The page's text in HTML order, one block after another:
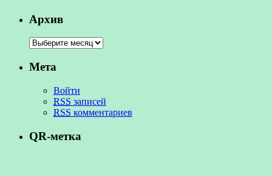
Архив
Мета
Войти
RSS записей
RSS комментариев
QR-метка